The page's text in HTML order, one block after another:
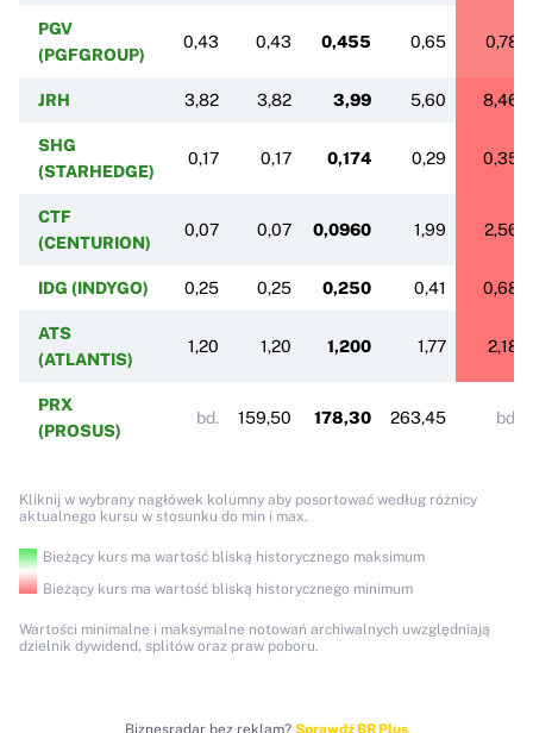
PGV
(PGFGROUP)
0,43 0,43 0,455 0,65 0,78
JRH 3,82 3,82 3,99 5,60 8,46
SHG
(STARHEDGE)
0,17 0,17 0,174 0,29 0,35
CTF
(CENTURION)
0,07 0,07 0,0960 1,99 2,56
IDG (INDYGO) 0,25 0,25 0,250 0,41 0,68
ATS
(ATLANTIS)
1,20 1,20 1,200 1,77 2,18
PRX
(PROSUS)
bd. 159,50 178,30 263,45 bd.
Kliknij w wybrany nagłówek kolumny aby posortować według różnicy
aktualnego kursu w stosunku do min i max.
Bieżący kurs ma wartość bliską historycznego maksimum
Bieżący kurs ma wartość bliską historycznego minimum
Wartości minimalne i maksymalne notowań archiwalnych uwzględniają
dzielnik dywidend, splitów oraz praw poboru.
Biznesradar bez reklam? Sprawdź BR Plus